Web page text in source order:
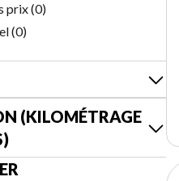
prix(0)
(0)
(KILOMÉTRAGE